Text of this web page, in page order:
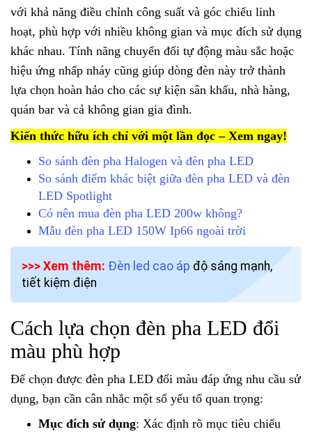
với khả năng điều chỉnh công suất và góc chiếu linh
hoạt, phù hợp với nhiều không gian và mục đích sử dụng
khác nhau. Tính năng chuyển đổi tự động màu sắc hoặc
hiệu ứng nhấp nháy cũng giúp dòng đèn này trở thành
lựa chọn hoàn hảo cho các sự kiện sân khấu, nhà hàng,
quán bar và cả không gian gia đình.
Kiến thức hữu ích chỉ với một lần đọc – Xem ngay!
So sánh đèn pha Halogen và đèn pha LED
So sánh điểm khác biệt giữa đèn pha LED và đèn
LED Spotlight
Có nên mua đèn pha LED 200w không?
Mẫu đèn pha LED 150W Ip66 ngoài trời
>>> Xem thêm: Đèn led cao áp độ sáng mạnh,
tiết kiệm điện
Cách lựa chọn đèn pha LED đổi
màu phù hợp
Để chọn được đèn pha LED đổi màu đáp ứng nhu cầu sử
dụng, bạn cần cân nhắc một số yếu tố quan trọng:
Mục đích sử dụng: Xác định rõ mục tiêu chiếu